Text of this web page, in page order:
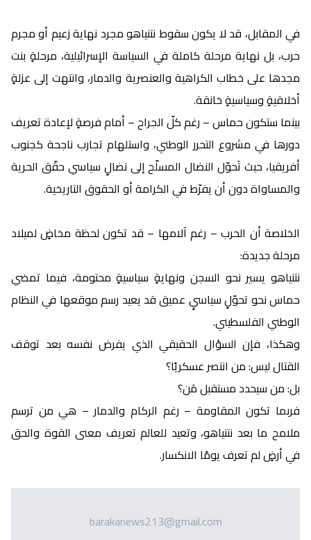
في المقابل، قد لا يكون سقوط نتنياهو مجرد نهاية زعيم أو مجرم
حرب، بل نهاية مرحلة كاملة في السياسة الإسرائيلية، مرحلةٍ بنت
مجدها على خطاب الكراهية والعنصرية والدمار، وانتهت إلى عزلةٍ
أخلاقيةٍ وسياسيةٍ خانقة.
بينما ستكون حماس – رغم كلّ الجراح – أمام فرصةٍ لإعادة تعريف
دورها في مشروع التحرر الوطني، واستلهام تجارب ناجحة كجنوب
أفريقيا، حيث تَحوّل النضال المسلّح إلى نضالٍ سياسي حقّق الحرية
والمساواة دون أن يفرّط في الكرامة أو الحقوق التاريخية.
الخلاصة أن الحرب – رغم آلامها – قد تكون لحظة مخاضٍ لميلاد
مرحلة جديدة:
نتنياهو يسير نحو السجن ونهايةٍ سياسيةٍ محتومة، فيما تمضي
حماس نحو تحوّلٍ سياسيٍ عميق قد يعيد رسم موقعها في النظام
الوطني الفلسطيني.
وهكذا، فإن السؤال الحقيقي الذي يفرض نفسه بعد توقف
القتال ليس: من انتصر عسكريًا؟
بل: من سيحدد مستقبل مَن؟
فربما تكون المقاومة – رغم الركام والدمار – هي من ترسم
ملامح ما بعد نتنياهو، وتعيد للعالم تعريف معنى القوة والحق
في أرضٍ لم تعرف يومًا الانكسار.
barakanews213@gmail.com